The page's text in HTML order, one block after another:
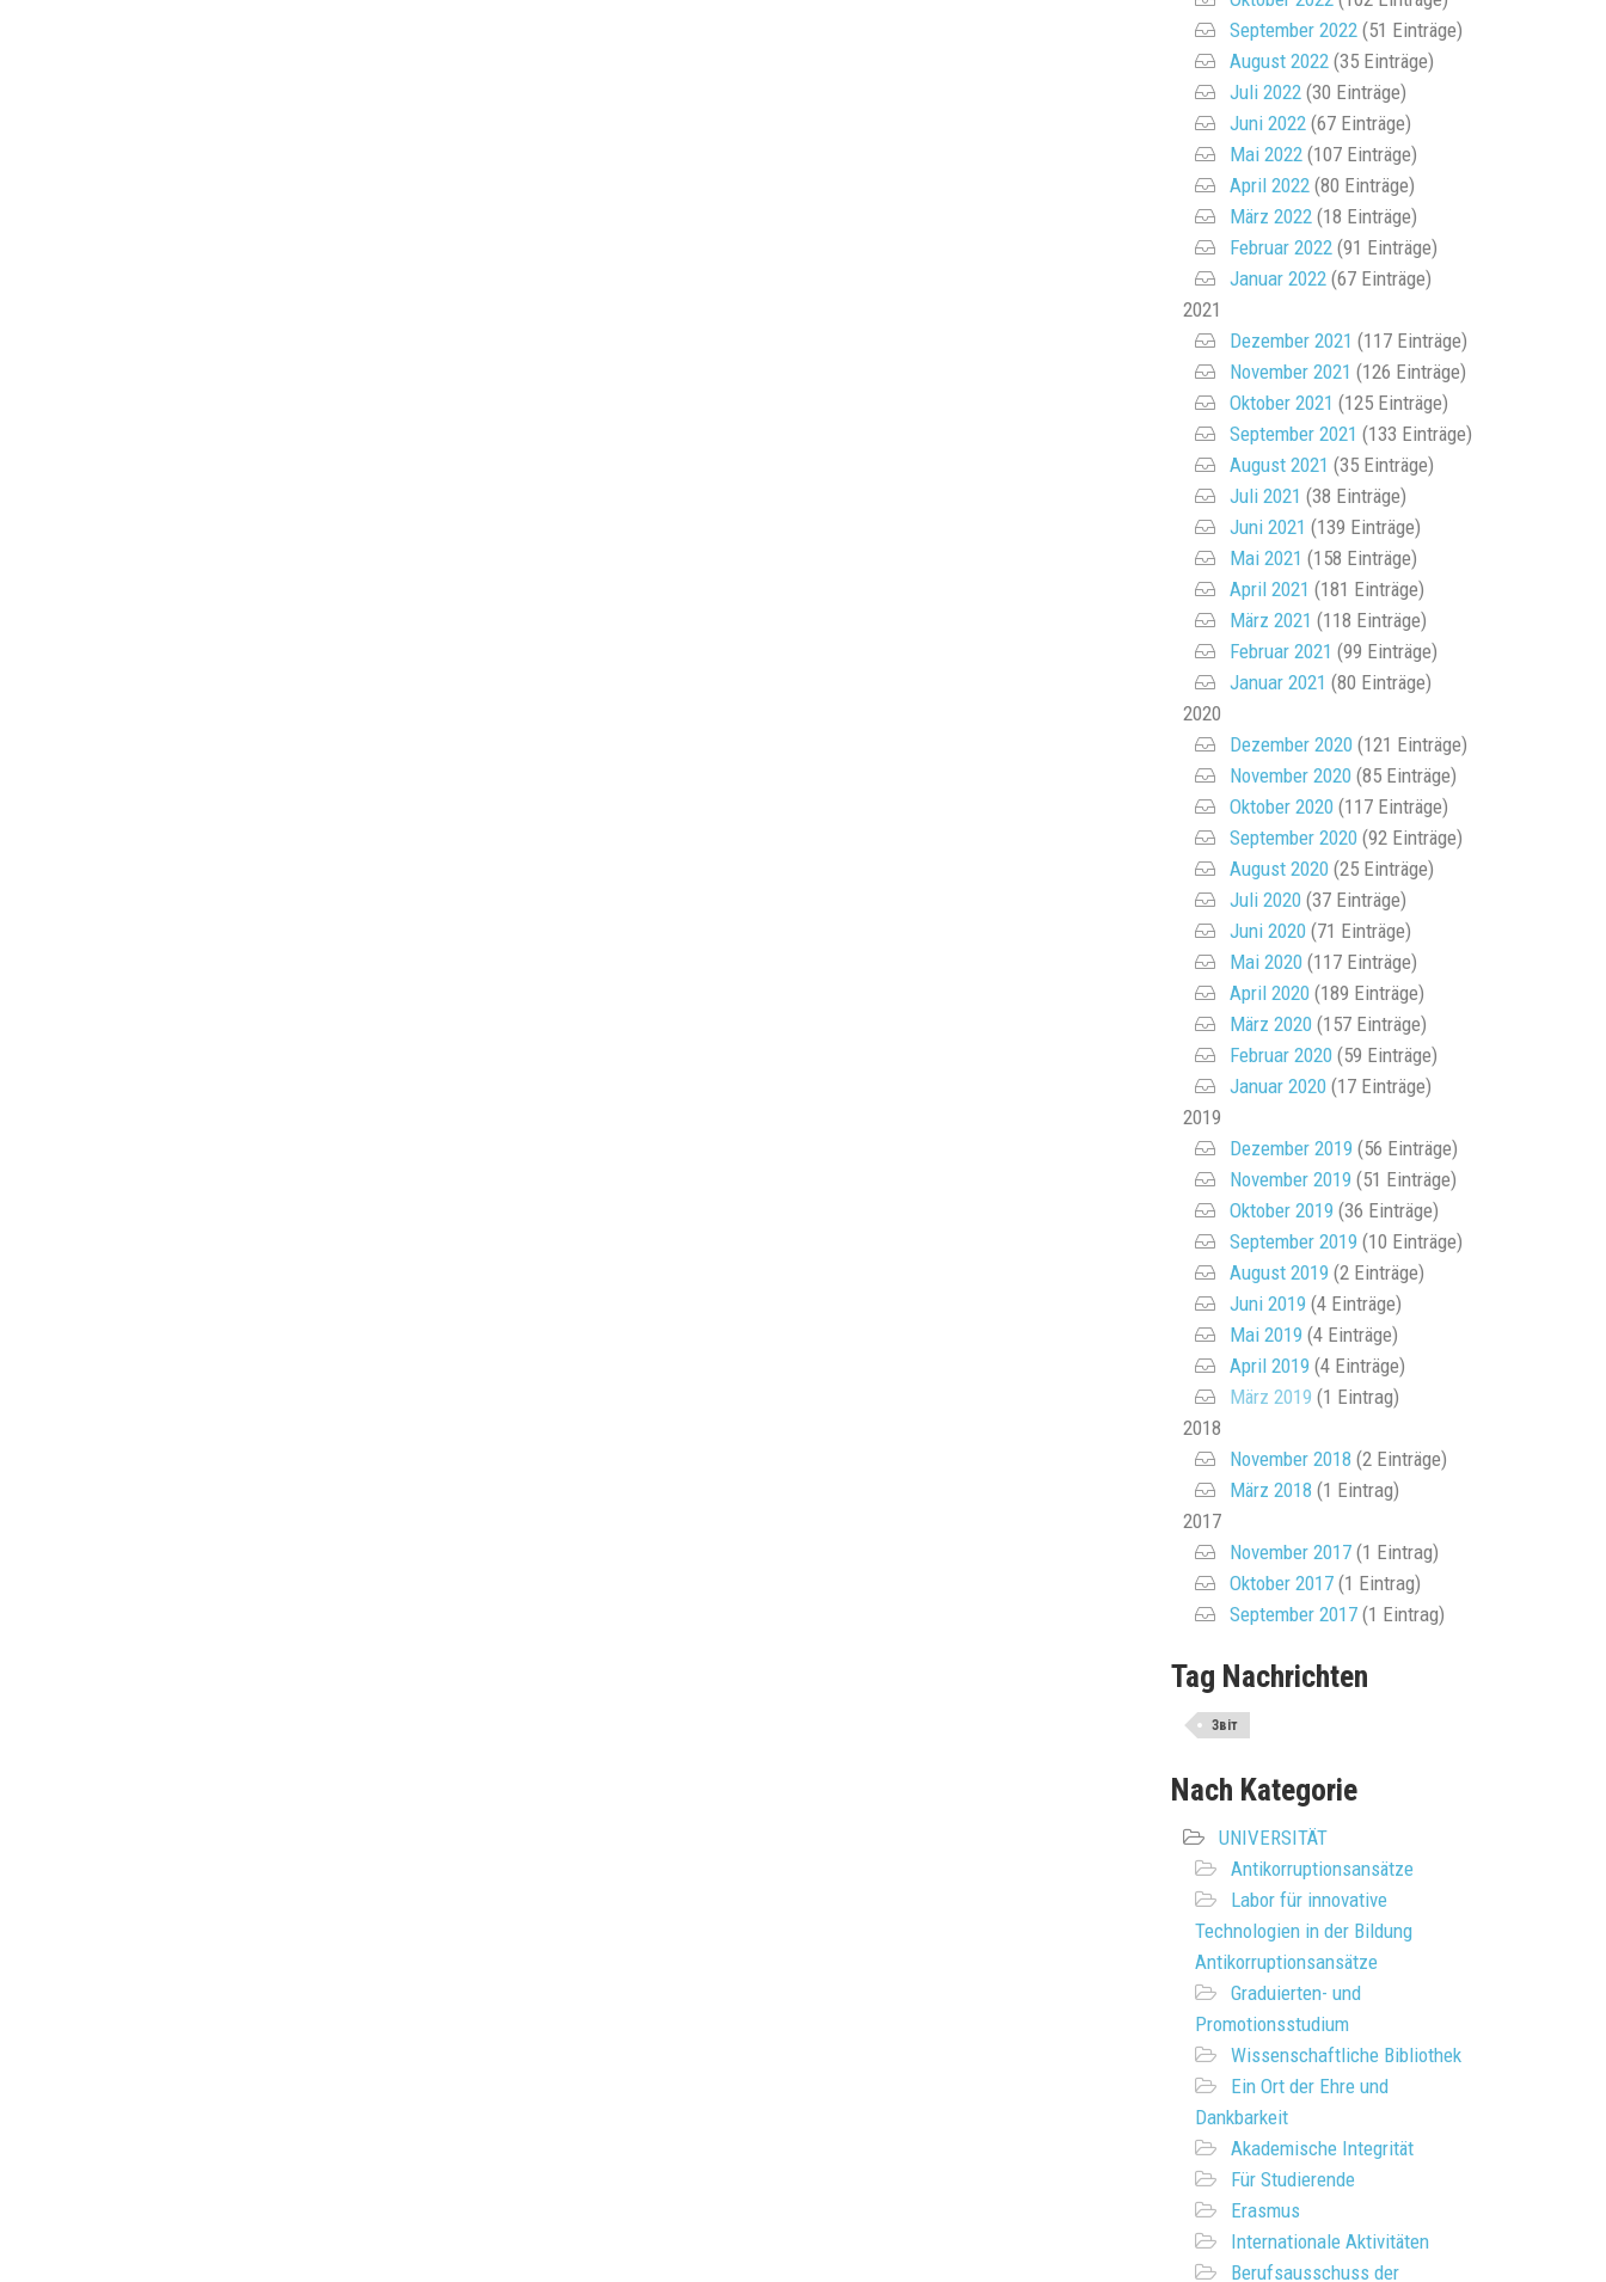
September 2022(51 Einträge)
August 2022(35 Einträge)
Juli 2022(30 Einträge)
Juni 2022(67 Einträge)
Mai 2022(107 Einträge)
April 2022(80 Einträge)
März 2022(18 Einträge)
Februar 2022(91 Einträge)
Januar 2022(67 Einträge)
2021
Dezember 2021 (117 Einträge)
November 2021 (126 Einträge)
Oktober 2021 (125 Einträge)
September 2021 (133 Einträge)
August 2021 (35 Einträge)
Juli 2021 (38 Einträge)
Juni 2021 (139 Einträge)
Mai 2021 (158 Einträge)
April 2021 (181 Einträge)
März 2021 (118 Einträge)
Februar 2021 (99 Einträge)
Januar 2021 (80 Einträge)
2020
Dezember 2020(121 Einträge)
November 2020(85 Einträge)
Oktober 2020(117 Einträge)
September 2020(92 Einträge)
August 2020(25 Einträge)
Juli 2020(37 Einträge)
Juni 2020(71 Einträge)
Mai 2020(117 Einträge)
April 2020(189 Einträge)
März 2020(157 Einträge)
Februar 2020(59 Einträge)
Januar 2020(17 Einträge)
2019
Dezember 2019 (56 Einträge)
November 2019 (51 Einträge)
Oktober 2019 (36 Einträge)
September 2019 (10 Einträge)
August 2019 (2 Einträge)
Juni 2019 (4 Einträge)
Mai 2019 (4 Einträge)
April 2019 (4 Einträge)
März 2019 (1 Eintrag)
2018
November 2018 (2 Einträge)
März 2018 (1 Eintrag)
2017
November 2017(1 Eintrag)
Oktober 2017(1 Eintrag)
September 2017(1 Eintrag)
Tag Nachrichten
Звіт
Nach Kategorie
UNIVERSITÄT
Antikorruptionsansätze
Labor für innovative
Technologien in der Bildung
Antikorruptionsansätze
Graduierten- und
Promotionsstudium
Wissenschaftliche Bibliothek
Ein Ort der Ehre und
Dankbarkeit
Akademische Integrität
Für Studierende
Erasmus
Internationale Aktivitäten
Berufsausschuss der